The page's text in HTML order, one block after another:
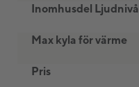
Inomhusdel Ljudnivå
Max kyla för värme
Pris